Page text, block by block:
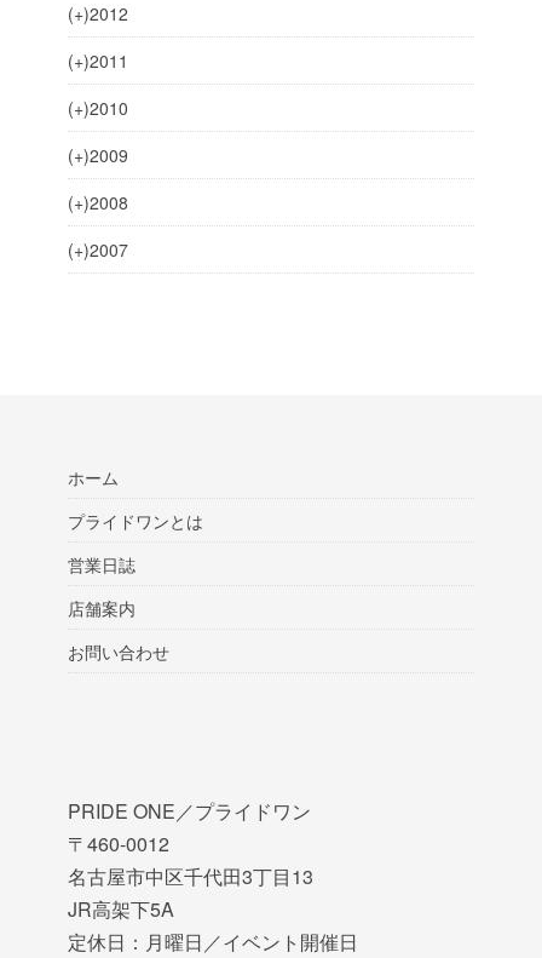
(+)2012
(+)2011
(+)2010
(+)2009
(+)2008
(+)2007
ホーム
プライドワンとは
営業日誌
店舗案内
お問い合わせ
PRIDE ONE／プライドワン
〒460-0012
名古屋市中区千代田3丁目13
JR高架下5A
定休日：月曜日／イベント開催日